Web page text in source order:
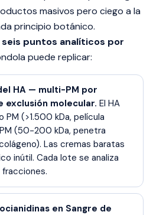
masivos pero ciego a la
principio botánico.
seis puntos analíticos por
puede replicar:
HA — multi-PM por
exclusión molecular. El HA
(>1.500 kDa, película
(50-200 kDa, penetra
Las cremas baratas
inútil. Cada lote se analiza
fracciones.
en Sangre de